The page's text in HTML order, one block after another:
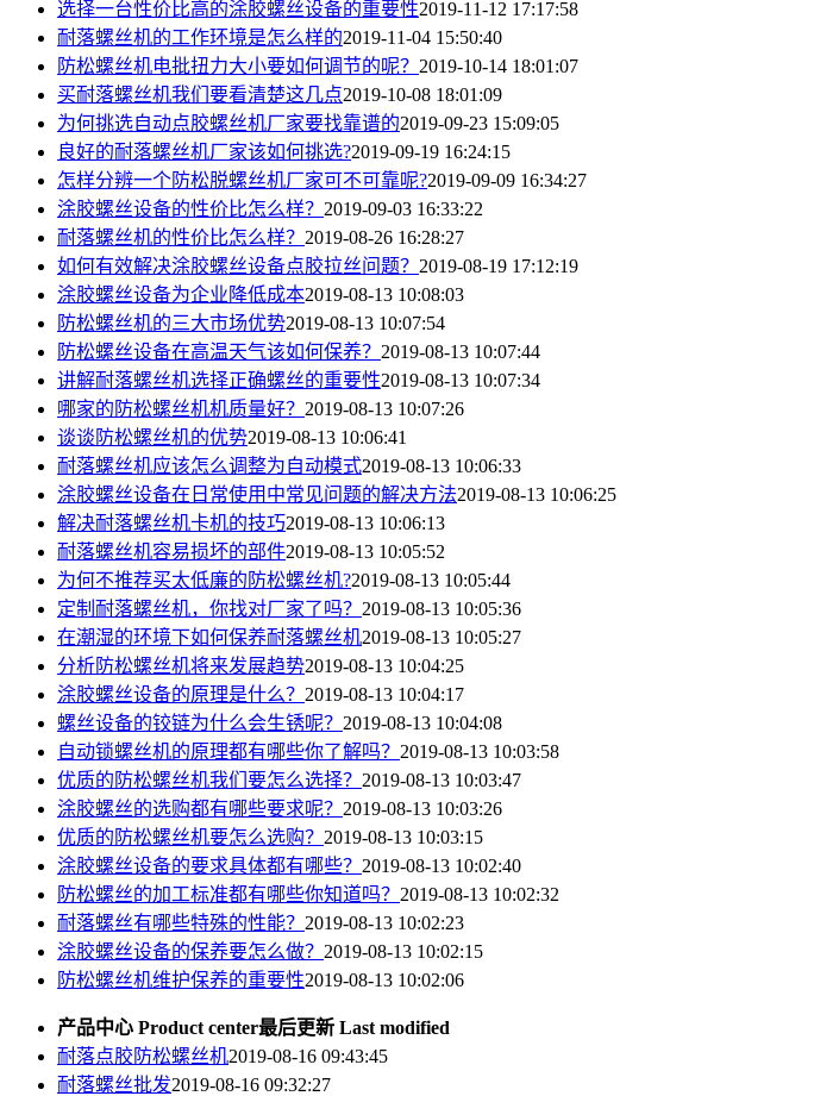
选择一台性价比高的涂胶螺丝设备的重要性2019-11-12 17:17:58
耐落螺丝机的工作环境是怎么样的2019-11-04 15:50:40
防松螺丝机电批扭力大小要如何调节的呢？ 2019-10-14 18:01:07
买耐落螺丝机我们要看清楚这几点2019-10-08 18:01:09
为何挑选自动点胶螺丝机厂家要找靠谱的2019-09-23 15:09:05
良好的耐落螺丝机厂家该如何挑选?2019-09-19 16:24:15
怎样分辨一个防松脱螺丝机厂家可不可靠呢?2019-09-09 16:34:27
涂胶螺丝设备的性价比怎么样？ 2019-09-03 16:33:22
耐落螺丝机的性价比怎么样？ 2019-08-26 16:28:27
如何有效解决涂胶螺丝设备点胶拉丝问题？ 2019-08-19 17:12:19
涂胶螺丝设备为企业降低成本2019-08-13 10:08:03
防松螺丝机的三大市场优势2019-08-13 10:07:54
防松螺丝设备在高温天气该如何保养？ 2019-08-13 10:07:44
讲解耐落螺丝机选择正确螺丝的重要性2019-08-13 10:07:34
哪家的防松螺丝机机质量好？ 2019-08-13 10:07:26
谈谈防松螺丝机的优势2019-08-13 10:06:41
耐落螺丝机应该怎么调整为自动模式2019-08-13 10:06:33
涂胶螺丝设备在日常使用中常见问题的解决方法2019-08-13 10:06:25
解决耐落螺丝机卡机的技巧2019-08-13 10:06:13
耐落螺丝机容易损坏的部件2019-08-13 10:05:52
为何不推荐买太低廉的防松螺丝机?2019-08-13 10:05:44
定制耐落螺丝机，你找对厂家了吗？ 2019-08-13 10:05:36
在潮湿的环境下如何保养耐落螺丝机2019-08-13 10:05:27
分析防松螺丝机将来发展趋势2019-08-13 10:04:25
涂胶螺丝设备的原理是什么？ 2019-08-13 10:04:17
螺丝设备的铰链为什么会生锈呢？ 2019-08-13 10:04:08
自动锁螺丝机的原理都有哪些你了解吗？ 2019-08-13 10:03:58
优质的防松螺丝机我们要怎么选择？ 2019-08-13 10:03:47
涂胶螺丝的选购都有哪些要求呢？ 2019-08-13 10:03:26
优质的防松螺丝机要怎么选购？ 2019-08-13 10:03:15
涂胶螺丝设备的要求具体都有哪些？ 2019-08-13 10:02:40
防松螺丝的加工标准都有哪些你知道吗？ 2019-08-13 10:02:32
耐落螺丝有哪些特殊的性能？ 2019-08-13 10:02:23
涂胶螺丝设备的保养要怎么做？ 2019-08-13 10:02:15
防松螺丝机维护保养的重要性2019-08-13 10:02:06
产品中心 Product center最后更新 Last modified
耐落点胶防松螺丝机2019-08-16 09:43:45
耐落螺丝批发2019-08-16 09:32:27